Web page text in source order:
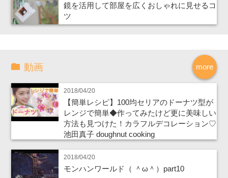
鏡を活用して部屋を広くおしゃれに見せるコ
ツ
more
動画
2018/04/20
【簡単レシピ】100均セリアのドーナツ型が
レンジで簡単◆作ってみたけど更に美味しい
方法も見つけた！カラフルデコレーション♡
池田真子 doughnut cooking
2018/04/20
モンハンワールド（ ＾ω＾）part10